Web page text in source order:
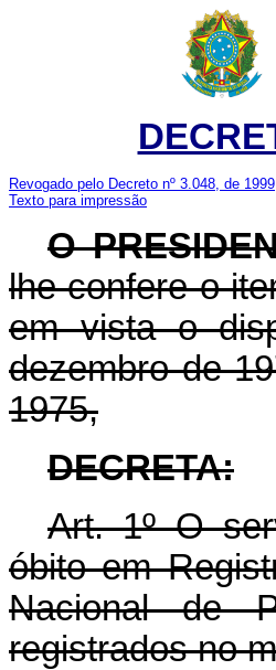
Revogado pelo Decreto nº 3.048, de 1999
Texto para impressão
O
lhe confere o
em vista o
dezembro de
1975,
DECRETA:
Art. 1º O
óbito em
Nacional de
registrados no